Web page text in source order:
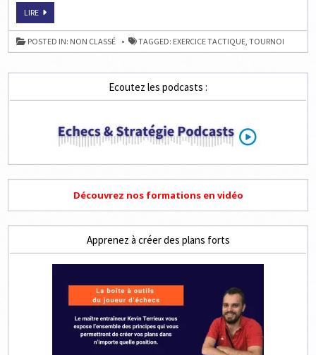
DEMI-
FINALES
DE
DU
LIRESERGEY
SE
QUALIFIE
POUR
LES
FINALES
DU
POSTED IN: NON CLASSÉ TAGGED: EXERCICE TACTIQUE ,TOURNOI
Ecoutez les podcasts :
Découvrez nos formations en vidéo
Apprenez à créer des plans forts